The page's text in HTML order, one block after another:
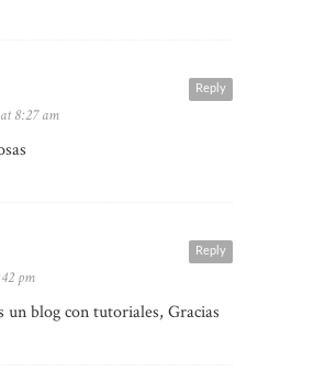
Reply
8:27 am
Reply
pm
un blog con tutoriales, Gracias